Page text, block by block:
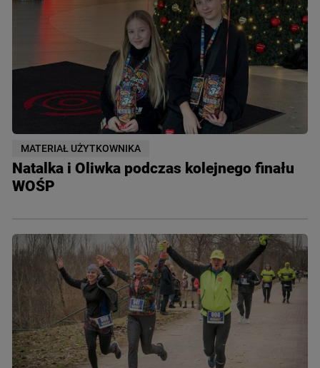
MATERIAŁ UŻYTKOWNIKA
Natalka i Oliwka podczas kolejnego finału
WOŚP